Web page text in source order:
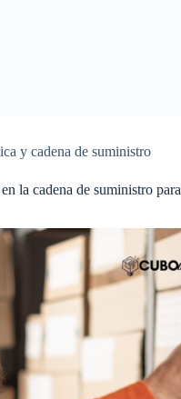
y cadena de suministro
la cadena de suministro para